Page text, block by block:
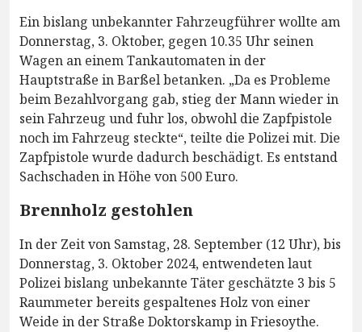
Ein bislang unbekannter Fahrzeugführer wollte am
Donnerstag, 3. Oktober, gegen 10.35 Uhr seinen
Wagen an einem Tankautomaten in der
Hauptstraße in Barßel betanken. „Da es Probleme
beim Bezahlvorgang gab, stieg der Mann wieder in
sein Fahrzeug und fuhr los, obwohl die Zapfpistole
noch im Fahrzeug steckte“, teilte die Polizei mit. Die
Zapfpistole wurde dadurch beschädigt. Es entstand
Sachschaden in Höhe von 500 Euro.
Brennholz gestohlen
In der Zeit von Samstag, 28. September (12 Uhr), bis
Donnerstag, 3. Oktober 2024, entwendeten laut
Polizei bislang unbekannte Täter geschätzte 3 bis 5
Raummeter bereits gespaltenes Holz von einer
Weide in der Straße Doktorskamp in Friesoythe.